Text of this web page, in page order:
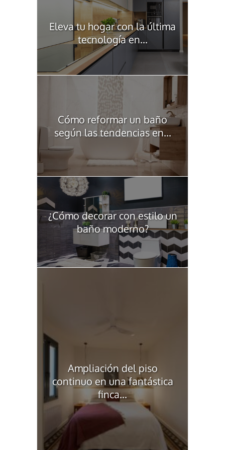
Eleva tu hogar con la última
tecnología en...
Cómo reformar un baño
según las tendencias en...
¿Cómo decorar con estilo un
baño moderno?
Ampliación del piso
continuo en una fantástica
finca...